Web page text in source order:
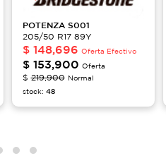
POTENZA S001
205/50 R17 89Y
$ 148,696 Oferta Efectivo
$ 153,900 Oferta
$219,900 Normal
stock: 48